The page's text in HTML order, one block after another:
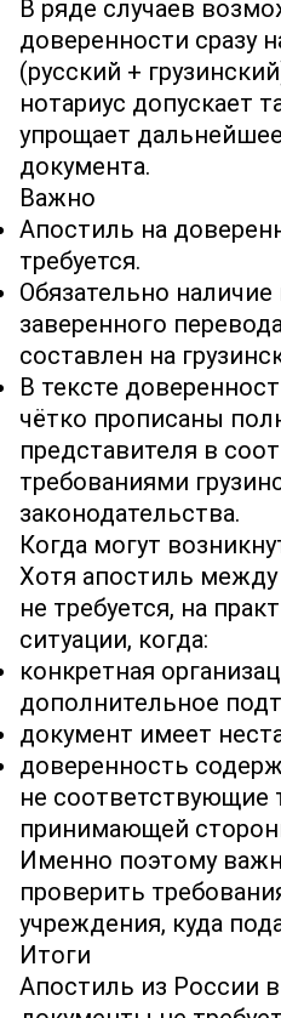
В ряде случаев
доверенности сразу
(русский +
нотариус допускает
упрощает
документа.
Важно
Апостиль на
требуется.
Обязательно
заверенного
составлен на
В тексте
чётко прописаны
представителя в
требованиями
законодательства.
Когда могут
Хотя апостиль между
не требуется, на
ситуации, когда:
конкретная
дополнительное
документ имеет
доверенность
не соответствующие
принимающей
Именно поэтому
проверить
учреждения, куда
Итоги
Апостиль из России